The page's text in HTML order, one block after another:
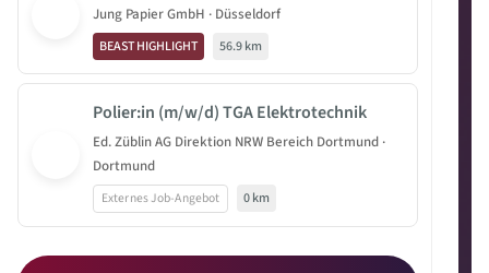
Jung Papier GmbH · Düsseldorf
BEAST HIGHLIGHT 56.9 km
Polier:in (m/w/d) TGA Elektrotechnik
Ed. Züblin AG Direktion NRW Bereich Dortmund ·
Dortmund
Externes Job-Angebot 0 km